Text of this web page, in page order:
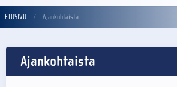
ETUSIVU Ajankohtaista
Ajankohtaista